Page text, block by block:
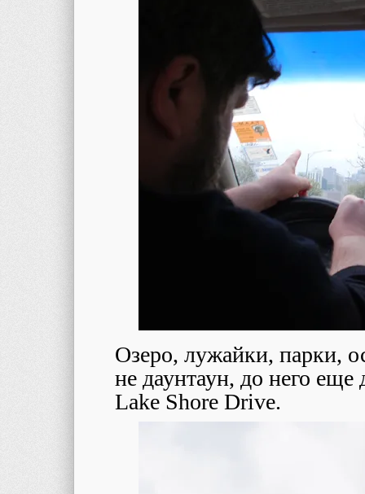
Озеро, лужайки, парки,
не даунтаун, до него еще
Lake Shore Drive.